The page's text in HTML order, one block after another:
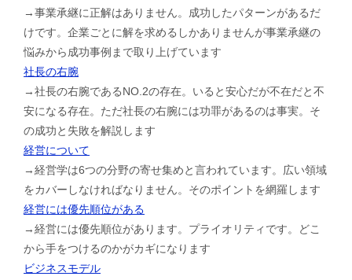
→事業承継に正解はありません。成功したパターンがあるだ
けです。企業ごとに解を求めるしかありませんが事業承継の
悩みから成功事例まで取り上げています
社長の右腕
→社長の右腕であるNO.2の存在。いると安心だが不在だと不
安になる存在。ただ社長の右腕には功罪があるのは事実。そ
の成功と失敗を解説します
経営について
→経営学は6つの分野の寄せ集めと言われています。広い領域
をカバーしなければなりません。そのポイントを網羅します
経営には優先順位がある
→経営には優先順位があります。プライオリティです。どこ
から手をつけるのかがカギになります
ビジネスモデル